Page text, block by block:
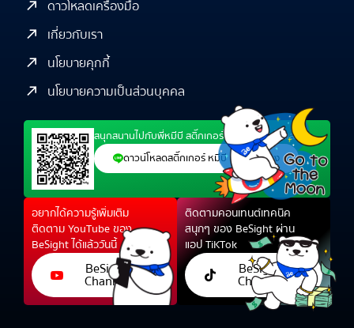
ดาวโหลดเครื่องมือ
เกี่ยวกับเรา
นโยบายคุกกี้
นโยบายความเป็นส่วนบุคคล
สนุกสนานไปกับพี่หมีบี สติ๊กเกอร์ไลน์สุดน่ารัก ได้แล้ว
ดาวน์โหลดสติ๊กเกอร์ หมีบี นักเทรดทอง
อยากได้ความรู้เพิ่มเติม
ติดตาม YouTube ของ
BeSight ได้แล้ววันนี้
BeSight
Channel
ติดตามคอนเทนต์เทคนิค
สนุกๆ ของ BeSight ผ่าน
แอป TiKTok
BeSight
Channel